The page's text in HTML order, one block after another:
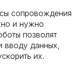
сопровождения
и нужно
позволят
вводу данных,
их.